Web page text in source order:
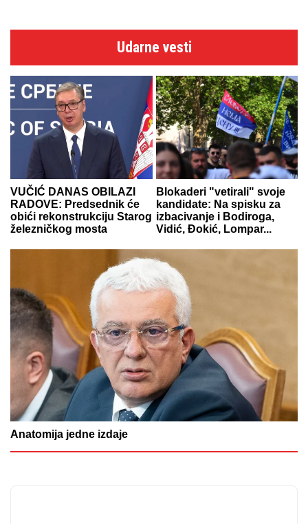
Udarne vesti
VUČIĆ DANAS OBILAZI
RADOVE: Predsednik će
obići rekonstrukciju Starog
železničkog mosta
Blokaderi "vetirali" svoje
kandidate: Na spisku za
izbacivanje i Bodiroga,
Vidić, Đokić, Lompar...
Anatomija jedne izdaje